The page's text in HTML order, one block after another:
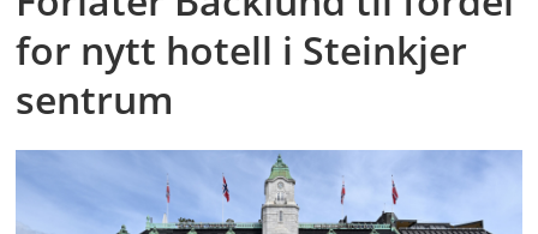
for nytt hotell i Steinkjer
sentrum